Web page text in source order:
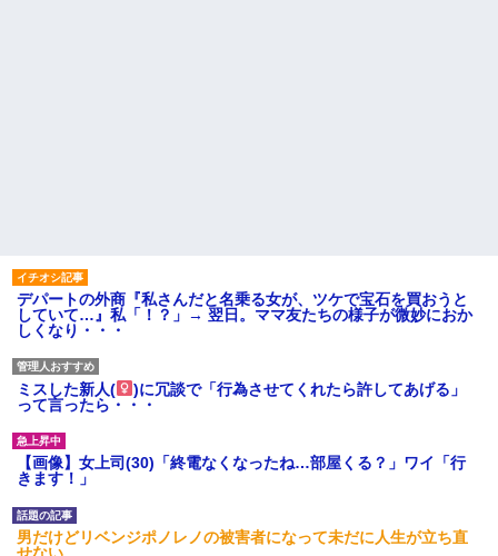
デパートの外商『私さんだと名乗る女が、ツケで宝石を買おうと
していて…』私「！？」→ 翌日。ママ友たちの様子が微妙におか
しくなり・・・
ミスした新人(
)に冗談で「行為させてくれたら許してあげる」
って言ったら・・・
【画像】女上司(30)「終電なくなったね…部屋くる？」ワイ「行
きます！」
男だけどリベンジポノレノの被害者になって未だに人生が立ち直